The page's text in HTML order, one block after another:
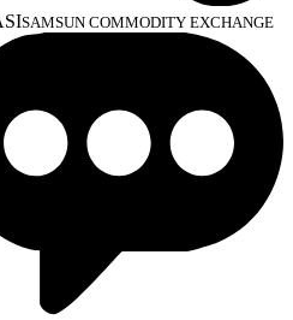
SAMSUN COMMODITY EXCHANGE